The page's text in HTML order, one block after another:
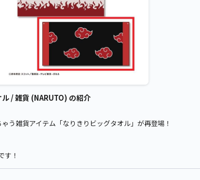
/ 雑貨 (NARUTO) の紹介
う雑貨アイテム「なりきりビッグタオル」が再登場！
す！